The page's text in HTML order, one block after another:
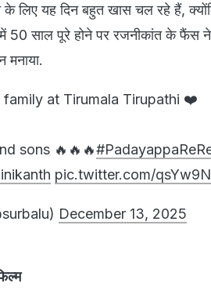
लिए यह दिन बहुत खास चल रहे हैं,
50 साल पूरे होने पर रजनीकांत के फैंस ने
family at Tirumala Tirupathi ❤️
sons 🔥🔥🔥
pic.twitter.com/
December 13, 2025